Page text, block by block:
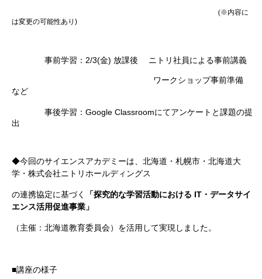
(※内容に
は変更の可能性あり )
事前学習： 2/3(金) 放課後 ニトリ社員による事前講義
ワークショップ事前準備
など
事後学習： Google Classroomにてアンケートと課題の提
出
◆今回のサイエンスアカデミーは、北海道・札幌市・北海道大
学・株式会社ニトリホールディングス
の連携協定に基づく 「探究的な学習活動における IT ・データサイ
エンス活用促進事業」
（主催：北海道教育委員会）を活用して実現しました。
■講座の様子